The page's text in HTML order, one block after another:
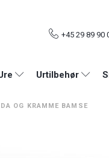
+45 29 89 90
Urtilbehør
OG KRAMME BAMSE